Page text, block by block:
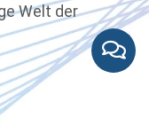
Welt der